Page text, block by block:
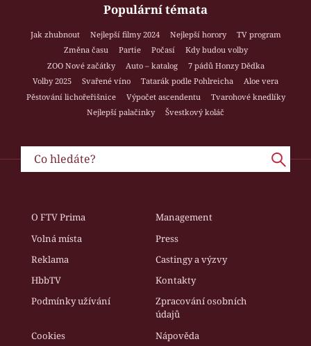
Populární témata
Jak zhubnout Nejlepší filmy 2024 Nejlepší horory
TV program
Změna času
Partie Počasí
Kdy budou volby
ZOO Nové začátky
Auto – katalog
7 pádů Honzy Dědka
Volby 2025
Svařené víno Tatarák podle Pohlreicha
Aloe vera
Pěstování lichořeřišnice
Výpočet ascendentu
Tvarohové knedlíky
Nejlepší palačinky
Švestkový koláč
O FTV Prima
Management
Volná místa
Press
Reklama
Castingy a výzvy
HbbTV
Kontakty
Podmínky užívání
Zpracování osobních
údajů
Cookies
Nápověda